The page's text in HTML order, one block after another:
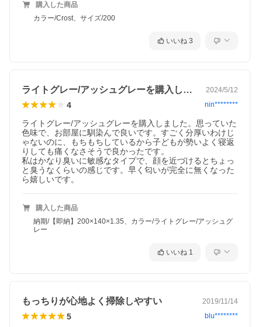
購入した商品
カラー/Crost、サイズ/200
いいね 3
ライトグレー/アッシュグレーを購入しま… 2024/5/12
4 nin********
ライトグレー/アッシュグレーを購入しました。思っていた
色味で、お部屋に馴染んで良いです。すごく分厚いわけじ
ゃないのに、もちもちしているから子どもが勢いよく寝返
りしても痛くなさそうで良かったです。
私はかなり臭いに敏感なタイプで、顔を近づけるとちょっ
と臭うなくらいの感じです。早く匂いが完全に無くなった
ら嬉しいです。
購入した商品
納期/【即納】200×140×1.35、カラー/ライトグレー/アッシュグ
レー
いいね 1
もっちりが心地よく掃除しやすい 2019/11/14
5 blu********